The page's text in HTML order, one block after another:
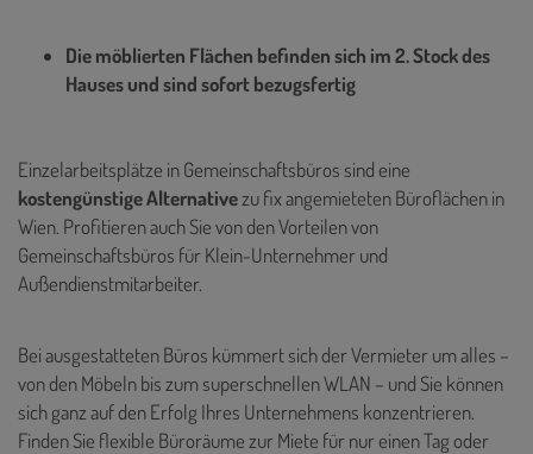
Die möblierten Flächen befinden sich im 2. Stock des
Hauses und sind sofort bezugsfertig
Einzelarbeitsplätze in Gemeinschaftsbüros sind eine
kostengünstige Alternativezu fix angemieteten Büroflächen in
Wien. Profitieren auch Sie von den Vorteilen von
Gemeinschaftsbüros für Klein-Unternehmer und
Außendienstmitarbeiter.
Bei ausgestatteten Büros kümmert sich der Vermieter um alles –
von den Möbeln bis zum superschnellen WLAN – und Sie können
sich ganz auf den Erfolg Ihres Unternehmens konzentrieren.
Finden Sie flexible Büroräume zur Miete für nur einen Tag oder